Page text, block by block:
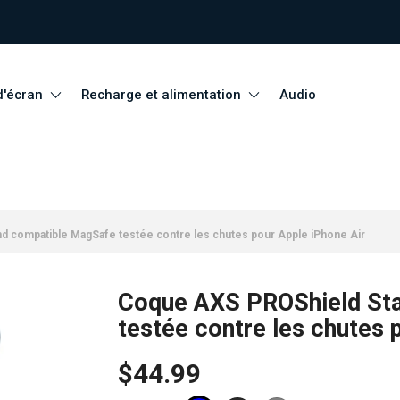
Recharge et alimentation Audio
compatible MagSafe testée contre les chutes pour Apple iPhone Air
Coque AXS PROShield
testée contre les chutes
$44.99